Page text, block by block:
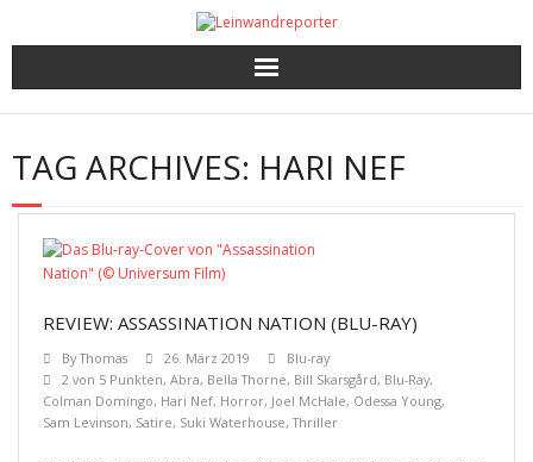
Kritiken
Filme und Serien nach Punkten
Premieren, Interviews und mehr
TAG ARCHIVES: HARI NEF
REVIEW: ASSASSINATION NATION (BLU-RAY)
ByThomas 26. März 2019
Blu-ray
2 von 5 Punkten, Abra, Bella Thorne, Bill Skarsgård, Blu-Ray,
Colman Domingo, Hari Nef, Horror, Joel McHale, Odessa Young,
Sam Levinson, Satire, Suki Waterhouse,Thriller